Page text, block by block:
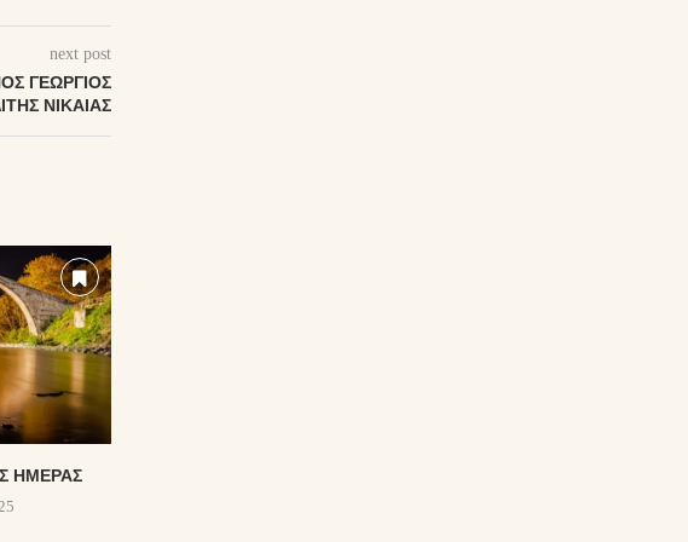
next post
ΓΕΏΡΓΙΟΣ
ΝΙΚΑΊΑΣ
ΗΜΈΡΑΣ